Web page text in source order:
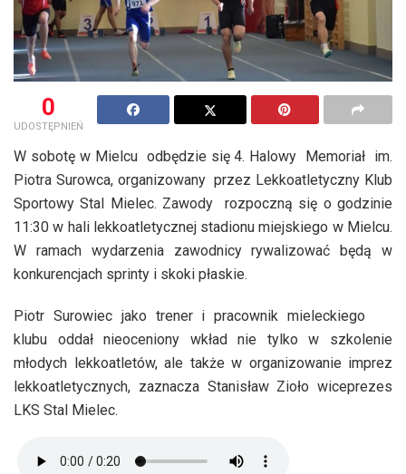
0
UDOSTĘPNIEŃ
W sobotę w Mielcu odbędzie się 4. Halowy Memoriał im.
Piotra Surowca, organizowany przez Lekkoatletyczny Klub
Sportowy Stal Mielec. Zawody rozpoczną się o godzinie
11:30 w hali lekkoatletycznej stadionu miejskiego w Mielcu.
W ramach wydarzenia zawodnicy rywalizować będą w
konkurencjach sprinty i skoki płaskie.
Piotr Surowiec jako trener i pracownik mieleckiego
klubu oddał nieoceniony wkład nie tylko w szkolenie
młodych lekkoatletów, ale także w organizowanie imprez
lekkoatletycznych, zaznacza Stanisław Zioło wiceprezes
LKS Stal Mielec.